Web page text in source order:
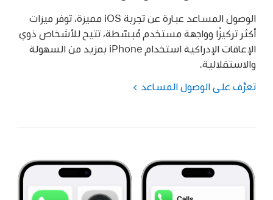
الوصول المساعد عبارة عن تجربة iOS مميزة، توفر ميزات
أكثر تركيزًا وواجهة مستخدم مُبسّطة، تتيح للأشخاص ذوي
الإعاقات الإدراكية استخدام iPhone بمزيد من السهولة
والاستقلالية.
تعرَّف على الوصول المساعد